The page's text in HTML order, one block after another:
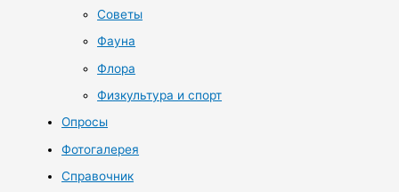
Советы
Фауна
Флора
Физкультура и спорт
Опросы
Фотогалерея
Справочник